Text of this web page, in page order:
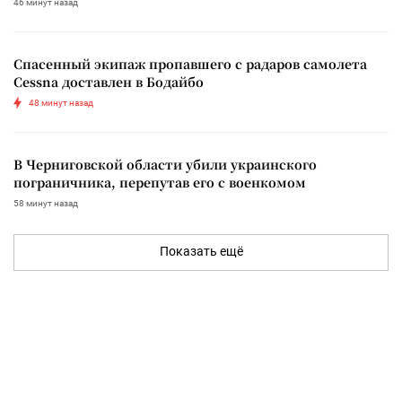
46 минут назад
Спасенный экипаж пропавшего с радаров самолета
Cessna доставлен в Бодайбо
48 минут назад
В Черниговской области убили украинского
пограничника, перепутав его с военкомом
58 минут назад
Показать ещё